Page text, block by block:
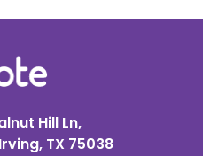
Hill Ln,
TX 75038